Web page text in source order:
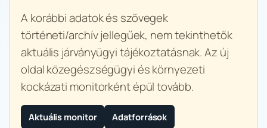
A korábbi adatok és szövegek
történeti/archív jellegűek, nem tekinthetők
aktuális járványügyi tájékoztatásnak. Az új
oldal közegészségügyi és környezeti
kockázati monitorként épül tovább.
Aktuális monitor Adatforrások